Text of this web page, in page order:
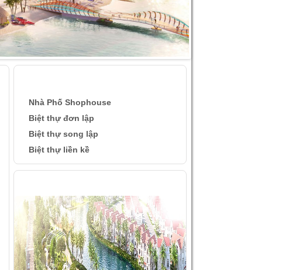
Nhà Phố Shophouse
Biệt thự đơn lập
Biệt thự song lập
Biệt thự liền kề